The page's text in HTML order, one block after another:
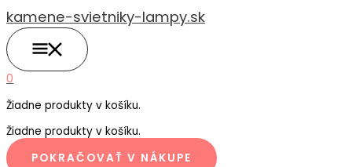
na
obsah
kamene-svietniky-lampy.sk
0
Žiadne produkty v košíku.
Žiadne produkty v košíku.
POKRAČOVAŤ V NÁKUPE
Sekaný
náramok
Lapis
Lazuli